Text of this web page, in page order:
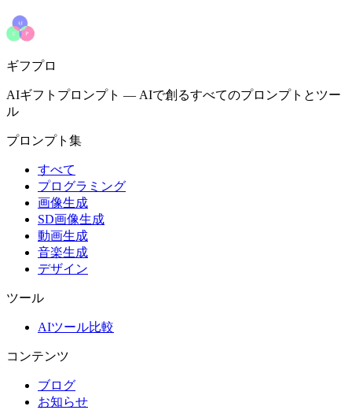
ギフプロ
AIギフトプロンプト — AIで創るすべてのプロンプトとツー
ル
プロンプト集
すべて
プログラミング
画像生成
SD画像生成
動画生成
音楽生成
デザイン
ツール
AIツール比較
コンテンツ
ブログ
お知らせ